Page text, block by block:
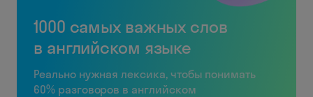
1000 самых важных слов
в английском языке
Реально нужная лексика, чтобы понимать
60% разговоров в английском